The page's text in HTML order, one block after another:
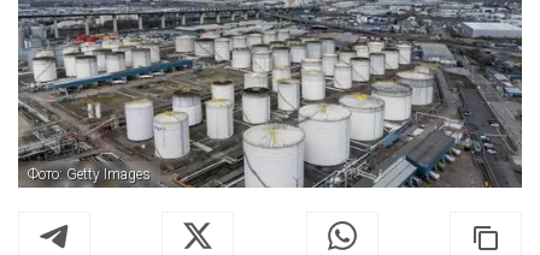
Фото: Getty Images